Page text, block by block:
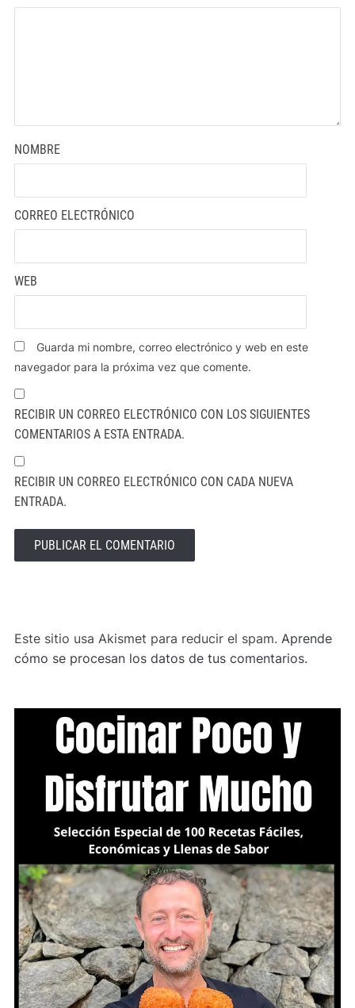
NOMBRE
CORREO ELECTRÓNICO
WEB
Guarda mi nombre, correo electrónico y web en este
navegador para la próxima vez que comente.
RECIBIR UN CORREO ELECTRÓNICO CON LOS SIGUIENTES
COMENTARIOS A ESTA ENTRADA.
RECIBIR UN CORREO ELECTRÓNICO CON CADA NUEVA
ENTRADA.
Este sitio usa Akismet para reducir el spam. Aprende
cómo se procesan los datos de tus comentarios.